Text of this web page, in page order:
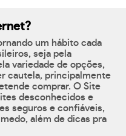
um hábito cada
seja pela
variedade de opções,
cautela, principalmente
comprar. O Site
desconhecidos e
seguros e confiáveis,
além de dicas pra